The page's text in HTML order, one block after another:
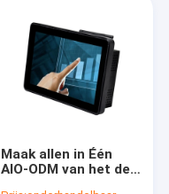
Maak allen in Één
AIO-ODM van het de